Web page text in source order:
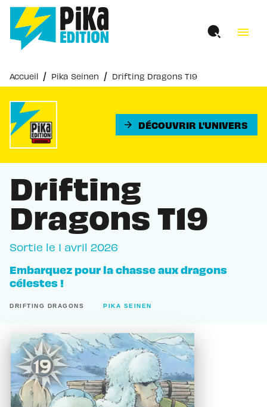
MENU RECHERCHE
PIED DE PAGE
menu
Accueil / Pika Seinen / Drifting Dragons T19
arrow_forward DÉCOUVRIR L'UNIVERS
Drifting
Dragons T19
Sortie le 1 avril 2026
Embarquez pour la chasse aux dragons
célestes !
DRIFTING DRAGONS PIKA SEINEN